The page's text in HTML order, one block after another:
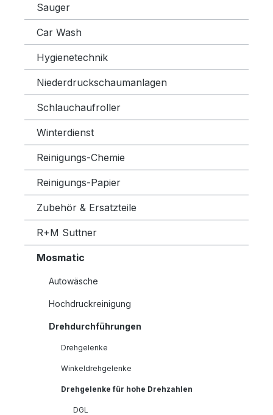
Sauger
Car Wash
Hygienetechnik
Niederdruckschaumanlagen
Schlauchaufroller
Winterdienst
Reinigungs-Chemie
Reinigungs-Papier
Zubehör & Ersatzteile
R+M Suttner
Mosmatic
Autowäsche
Hochdruckreinigung
Drehdurchführungen
Drehgelenke
Winkeldrehgelenke
Drehgelenke für hohe Drehzahlen
DGL